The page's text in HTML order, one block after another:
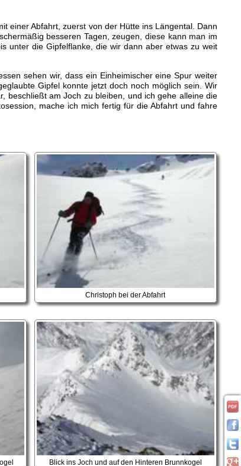
einer Abfahrt, zuerst von der Hütte ins Längental. Dann
besseren Tagen, zeugen, diese kann man im
unter die Gipfelflanke, die wir dann aber etwas zu weit
sehen wir, dass ein Einheimischer eine Spur weiter
Gipfel konnte jetzt doch noch möglich sein. Wir
beschließt am Joch zu bleiben, und ich gehe alleine die
mache ich mich fertig für die Abfahrt und fahre
Christoph bei der Abfahrt
Blick ins Joch und auf den Hinteren Brunnkogel